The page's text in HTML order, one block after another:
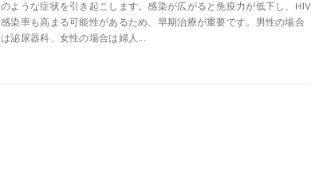
のような症状を引き起こします。感染が広がると免疫力が低下し、HIV
感染率も高まる可能性があるため、早期治療が重要です。男性の場合
は泌尿器科、女性の場合は婦人...